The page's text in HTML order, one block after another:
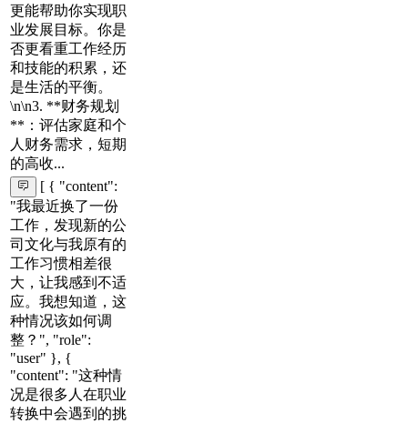
更能帮助你实现职
业发展目标。你是
否更看重工作经历
和技能的积累，还
是生活的平衡。
\n\n3. **财务规划
**：评估家庭和个
人财务需求，短期
的高收...
[ { "content":
"我最近换了一份
工作，发现新的公
司文化与我原有的
工作习惯相差很
大，让我感到不适
应。我想知道，这
种情况该如何调
整？", "role":
"user" }, {
"content": "这种情
况是很多人在职业
转换中会遇到的挑